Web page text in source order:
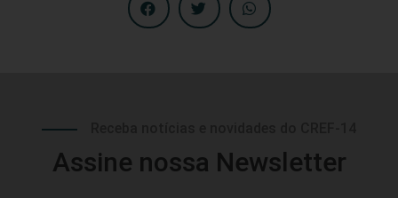
Assine nossa Newsletter